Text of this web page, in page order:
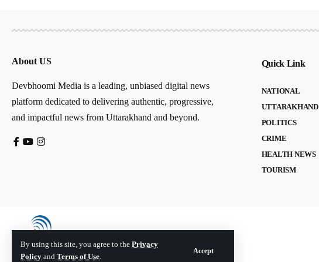
By using this site, you agree to the Privacy
Policy and Terms of Use.
Accept
About US
Devbhoomi Media is a leading, unbiased digital news
platform dedicated to delivering authentic, progressive,
and impactful news from Uttarakhand and beyond.
Quick Link
NATIONAL
UTTARAKHAND
POLITICS
CRIME
HEALTH NEWS
TOURISM